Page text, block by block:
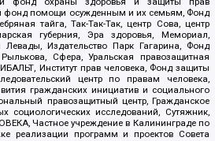
фонд помощи осужденным и их семьям, Фонд
тайга, Так-Так-Так, центр Сова, центр
губерния, Эра здоровья, Мемориал,
Издательство Парк Гагарина, Фонд
Сфера, Уральская правозащитная
Институт прав человека, Фонд защиты
центр по правам человека,
гражданских инициатив и социального
правозащитный центр, Гражданское
социологических исследований, Сутяжник,
Частное учреждение в Калининграде по
реализации программ и проектов Совета